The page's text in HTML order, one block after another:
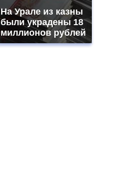
На Урале из казны
были украдены 18
миллионов рублей